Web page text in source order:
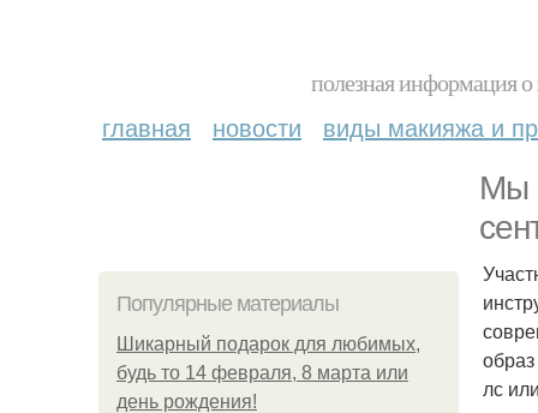
полезная информация
главная новости виды макияжа и
Мы
Популярные материалы
Шикарный подарок для любимых,
будь то 14 февраля, 8 марта или
день рождения!
лс